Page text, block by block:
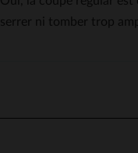
serrer ni tomber trop
Très bonne